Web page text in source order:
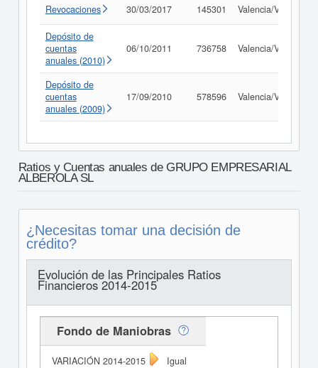
Revocaciones 30/03/2017 145301 Valencia/València
Depósito de
cuentas
anuales (2010)
06/10/2011 736758 Valencia/València
Depósito de
cuentas
anuales (2009)
17/09/2010 578596 Valencia/València
Ratios y Cuentas anuales de GRUPO EMPRESARIAL
ALBEROLA SL
¿Necesitas tomar una decisión de
crédito?
Evolución de las Principales Ratios
Financieros 2014-2015
Fondo de Maniobras
Igual